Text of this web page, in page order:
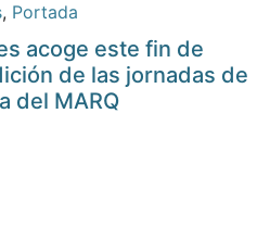
, Portada
acoge este fin de
de las jornadas de
del MARQ